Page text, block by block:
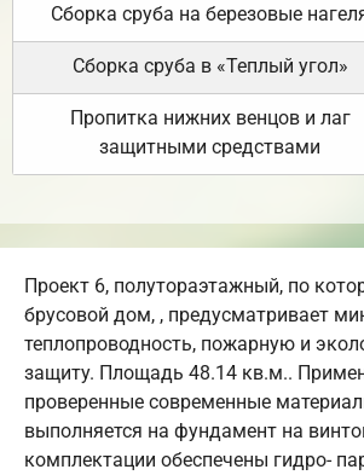
Сборка сруба на березовые
Сборка сруба в «Теплый угол»
Пропитка нижних венцов и лаг
защитными средствами
Проект 6, полутораэтажный, по
брусовой дом, , предусматривает
теплопроводность, пожарную и
защиту. Площадь 48.14 кв.м..
проверенные современные
выполняется на фундамент на
комплектации обеспечены гидро-